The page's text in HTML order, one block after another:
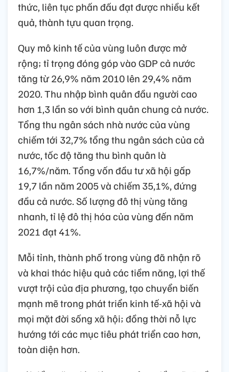
thức, liên tục phấn đấu đạt được nhiều kết
quả, thành tựu quan trọng.
Quy mô kinh tế của vùng luôn được mở
rộng; tỉ trọng đóng góp vào GDP cả nước
tăng từ 26,9% năm 2010 lên 29,4% năm
2020. Thu nhập bình quân đầu người cao
hơn 1,3 lần so với bình quân chung cả nước.
Tổng thu ngân sách nhà nước của vùng
chiếm tới 32,7% tổng thu ngân sách của cả
nước, tốc độ tăng thu bình quân là
16,7%/năm. Tổng vốn đầu tư xã hội gấp
19,7 lần năm 2005 và chiếm 35,1%, đứng
đầu cả nước. Số lượng đô thị vùng tăng
nhanh, tỉ lệ đô thị hóa của vùng đến năm
2021 đạt 41%.
Mỗi tỉnh, thành phố trong vùng đã nhận rõ
và khai thác hiệu quả các tiềm năng, lợi thế
vượt trội của địa phương, tạo chuyển biến
mạnh mẽ trong phát triển kinh tế-xã hội và
mọi mặt đời sống xã hội; đồng thời nỗ lực
hướng tới các mục tiêu phát triển cao hơn,
toàn diện hơn.